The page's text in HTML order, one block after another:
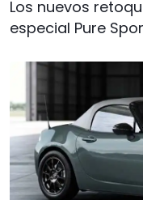
Los nuevos
especial Pure